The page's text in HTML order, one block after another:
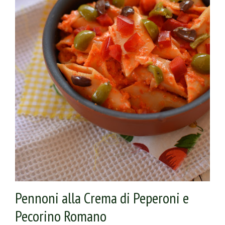
Gran Mugello Ubaldino.
Pennoni alla Crema di Peperoni e
Pecorino Romano